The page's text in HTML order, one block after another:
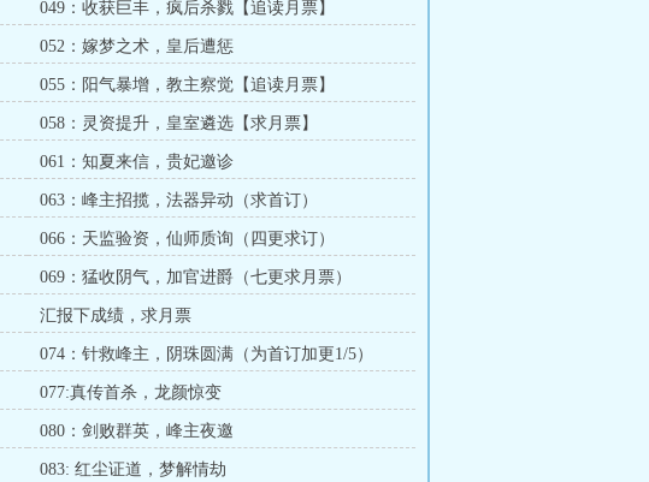
049：收获巨丰，疯后杀戮【追读月票】
052：嫁梦之术，皇后遭惩
055：阳气暴增，教主察觉【追读月票】
058：灵资提升，皇室遴选【求月票】
061：知夏来信，贵妃邀诊
063：峰主招揽，法器异动（求首订）
066：天监验资，仙师质询（四更求订）
069：猛收阴气，加官进爵（七更求月票）
汇报下成绩，求月票
074：针救峰主，阴珠圆满（为首订加更1/5）
077:真传首杀，龙颜惊变
080：剑败群英，峰主夜邀
083: 红尘证道，梦解情劫